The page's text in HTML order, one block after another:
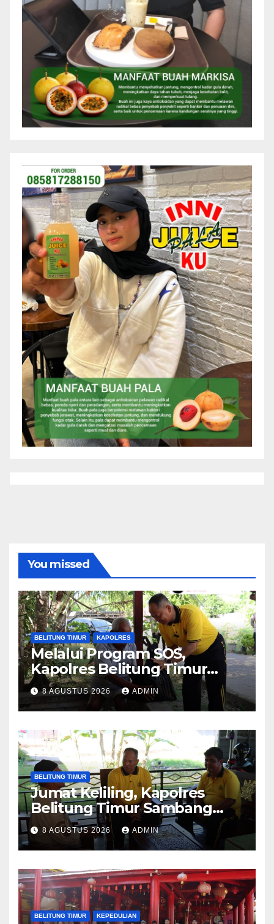
You missed
BELITUNG TIMUR KAPOLRES
Melalui Program SOS,
Kapolres Belitung Timur
Sambang Warga yang
Sedang Sakit
8 AGUSTUS 2026 ADMIN
BELITUNG TIMUR
Jumat Keliling, Kapolres
Belitung Timur Sambang
Tokoh Adat di Desa Mekar
Jaya
8 AGUSTUS 2026 ADMIN
BELITUNG TIMUR KEPEDULIAN